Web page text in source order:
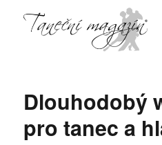
Dlouhodobý
pro tanec a